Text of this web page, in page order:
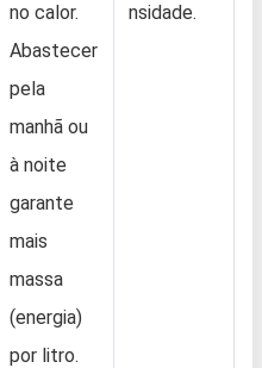
no calor.
Abastecer
pela
manhã ou
à noite
garante
mais
massa
(energia)
por litro.
nsidade.